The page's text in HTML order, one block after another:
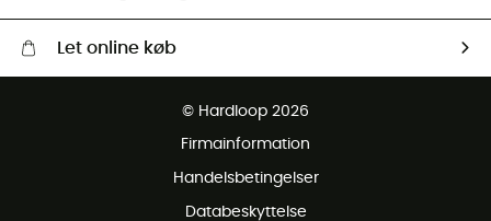
Let online køb
Gratis retur inden for 100 dage
© Hardloop 2026
Firmainformation
Handelsbetingelser
Databeskyttelse